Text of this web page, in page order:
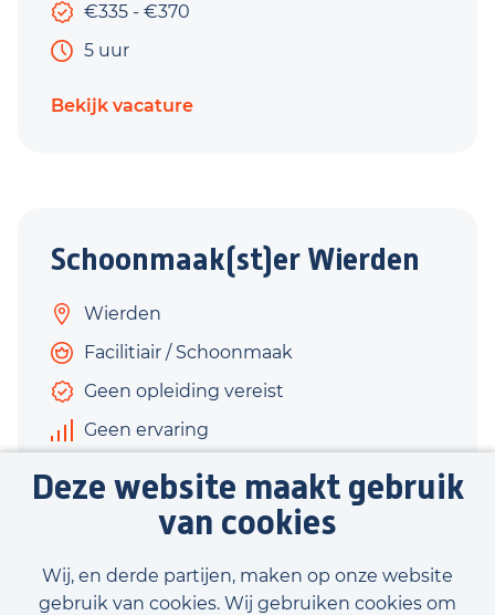
Deze website maakt gebruik
van cookies
Wij, en derde partijen, maken op onze website
gebruik van cookies. Wij gebruiken cookies om
€335 - €370
5 uur
Bekijk vacature
Schoonmaak(st)er Wierden
Wierden
Facilitiair / Schoonmaak
Geen opleiding vereist
Geen ervaring
€340 - €370
Bekijk vacature